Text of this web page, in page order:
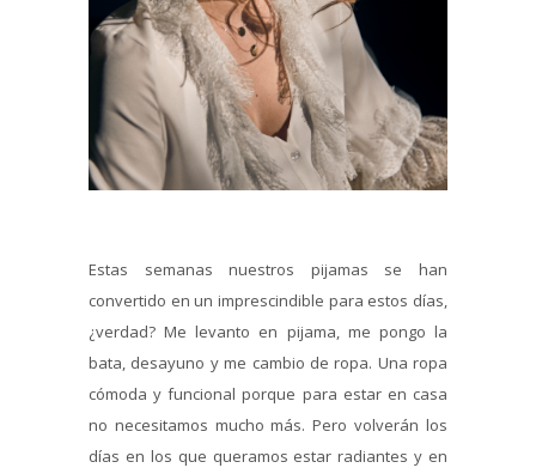
Estas semanas nuestros pijamas se han
convertido en un imprescindible para estos días,
¿verdad? Me levanto en pijama, me pongo la
bata, desayuno y me cambio de ropa. Una ropa
cómoda y funcional porque para estar en casa
no necesitamos mucho más. Pero volverán los
días en los que queramos estar radiantes y en